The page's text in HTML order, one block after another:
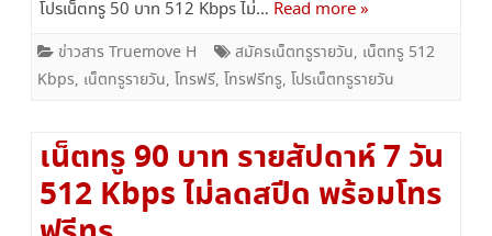
โปรเน็ตทรู 50 บาท 512 Kbps ไม่… Read more »
ข่าวสาร Truemove H สมัครเน็ตทรูรายวัน, เน็ตทรู 512
Kbps, เน็ตทรูรายวัน, โทรฟรี, โทรฟรีทรู, โปรเน็ตทรูรายวัน
เน็ตทรู 90 บาท รายสัปดาห์ 7 วัน
512 Kbps ไม่ลดสปีด พร้อมโทร